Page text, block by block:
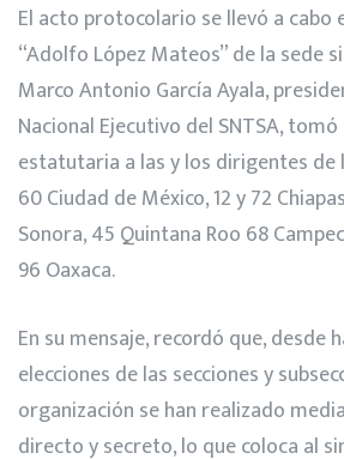
El acto protocolario se llevó a cabo
“Adolfo López Mateos” de la sede
Marco Antonio García Ayala,
Nacional Ejecutivo del SNTSA,
estatutaria a las y los dirigentes de
60 Ciudad de México, 12 y 72
Sonora, 45 Quintana Roo 68
96 Oaxaca.
En su mensaje, recordó que, desde
elecciones de las secciones y
organización se han realizado
directo y secreto, lo que coloca al